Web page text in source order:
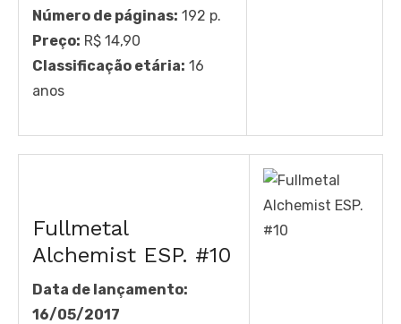
Número de páginas: 192 p.
Preço: R$ 14,90
Classificação etária: 16
anos
Fullmetal
Alchemist ESP. #10
Data de lançamento:
16/05/2017